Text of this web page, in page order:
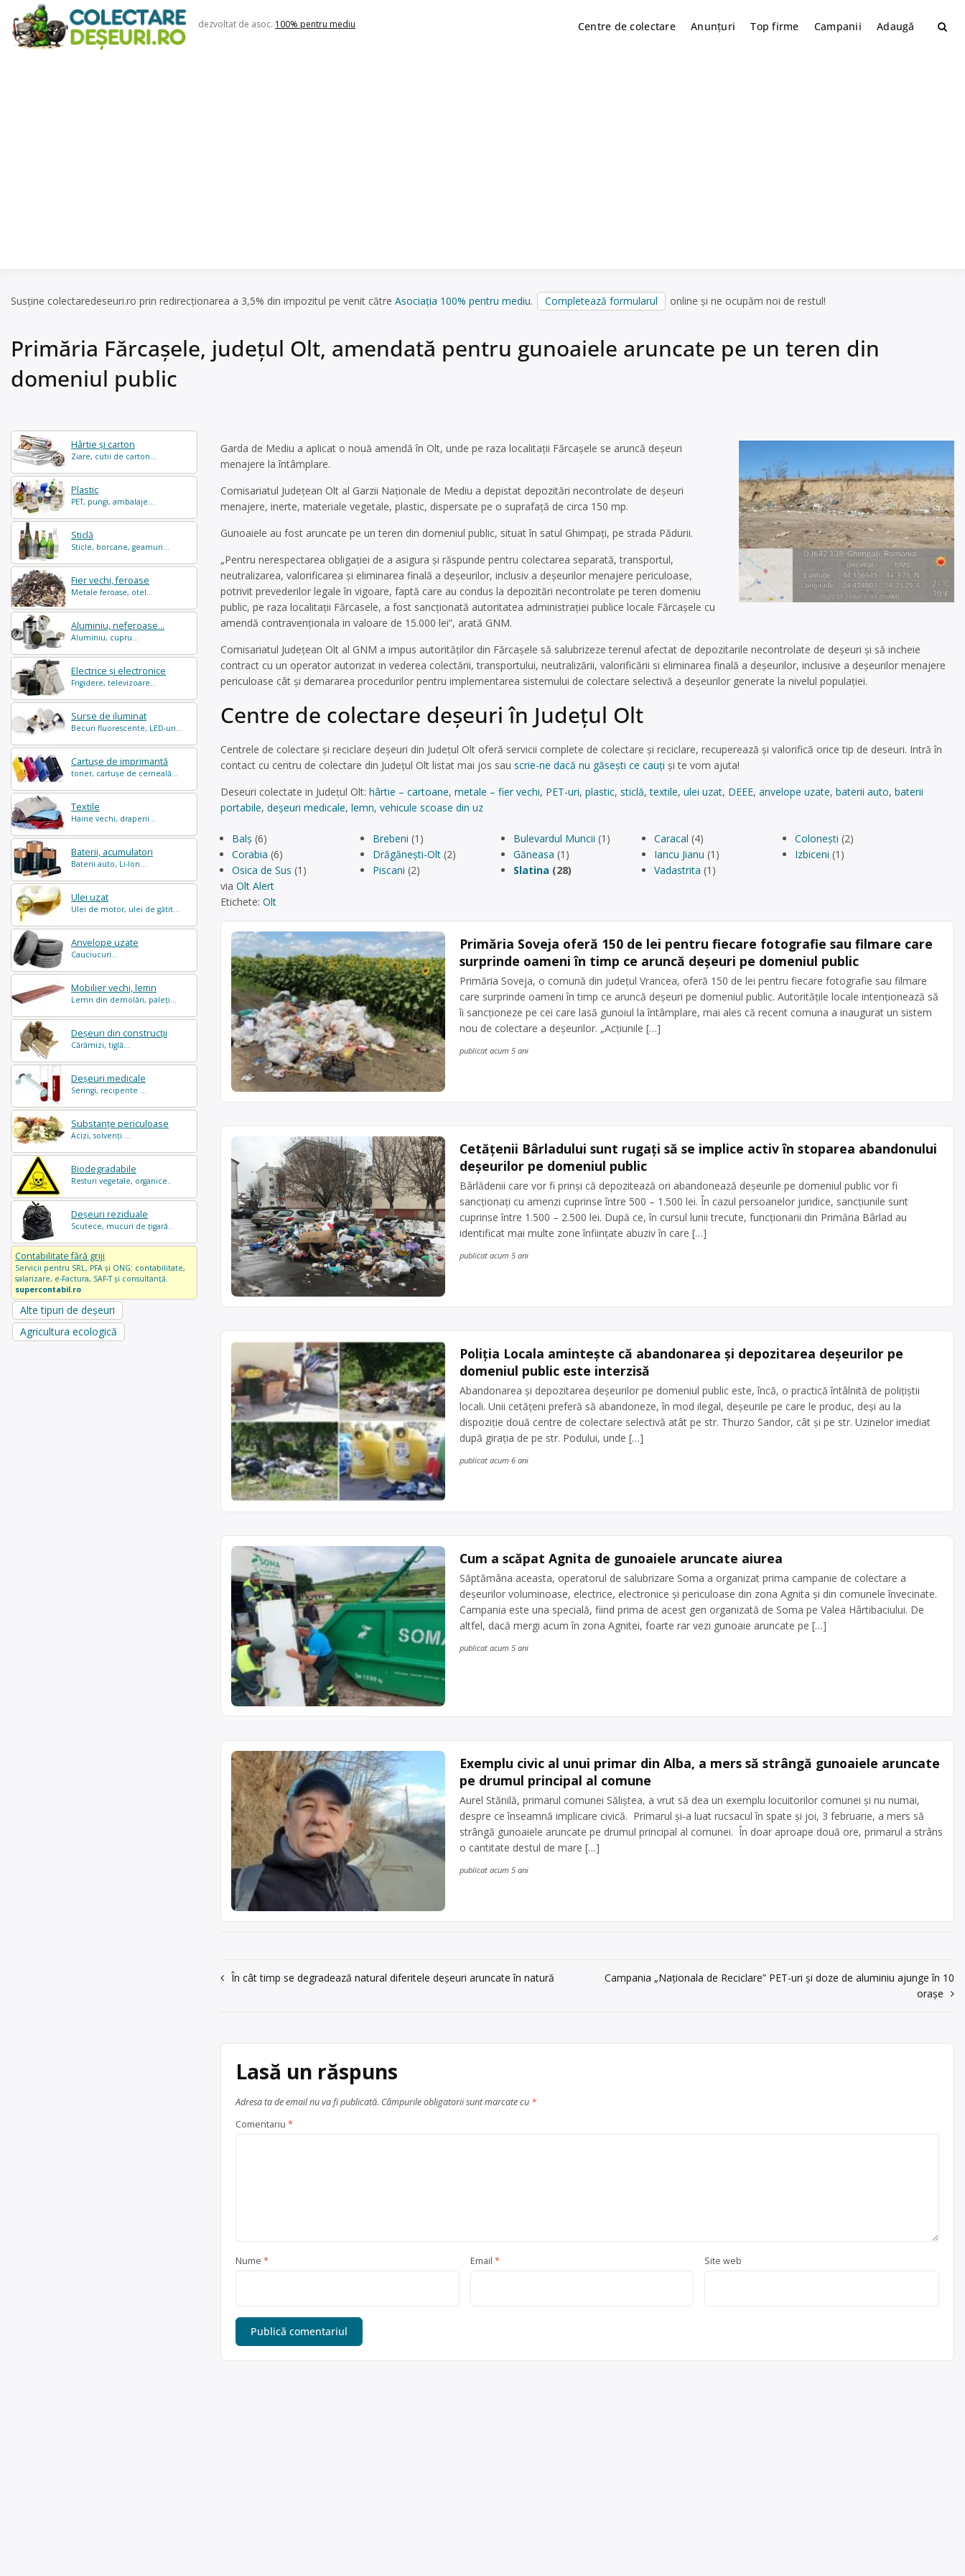
content
dezvoltat de asoc. 100% pentru mediu Centre de colectare Anunțuri Top firme Campanii Adaugă
Susține colectaredeseuri.ro prin redirecționarea a 3,5% din impozitul pe venit către Asociația 100% pentru mediu. Completează formularul online și ne ocupăm noi de restul!
Primăria Fărcaşele, județul Olt, amendată pentru gunoaiele aruncate pe un teren din
domeniul public
Hârtie și carton
Ziare, cutii de carton...
Plastic
PET, pungi, ambalaje...
Sticlă
Sticle, borcane, geamuri...
Fier vechi, feroase
Metale feroase, otel...
Aluminiu, neferoase...
Aluminiu, cupru...
Electrice și electronice
Frigidere, televizoare...
Surse de iluminat
Becuri fluorescente, LED-uri...
Cartușe de imprimantă
toner, cartușe de cerneală...
Textile
Haine vechi, draperii...
Baterii, acumulatori
Baterii auto, Li-Ion...
Ulei uzat
Ulei de motor, ulei de gătit...
Anvelope uzate
Cauciucuri...
Mobilier vechi, lemn
Lemn din demolări, paleți...
Deșeuri din construcții
Cărămizi, tiglă...
Deșeuri medicale
Seringi, recipente ...
Substanțe periculoase
Acizi, solvenți ...
Biodegradabile
Resturi vegetale, organice..
Deșeuri reziduale
Scutece, mucuri de țigară..
Contabilitate fără griji
Servicii pentru SRL, PFA și ONG: contabilitate,
salarizare, e-Factura, SAF-T și consultanță.
supercontabil.ro
Alte tipuri de deșeuri
Agricultura ecologică
Garda de Mediu a aplicat o nouă amendă în Olt, unde pe raza localitaţii Fărcaşele se aruncă deşeuri
menajere la întâmplare.
Comisariatul Judeţean Olt al Garzii Naţionale de Mediu a depistat depozitări necontrolate de deşeuri
menajere, inerte, materiale vegetale, plastic, dispersate pe o suprafaţă de circa 150 mp.
Gunoaiele au fost aruncate pe un teren din domeniul public, situat în satul Ghimpaţi, pe strada Pădurii.
„Pentru nerespectarea obligaţiei de a asigura şi răspunde pentru colectarea separată, transportul,
neutralizarea, valorificarea şi eliminarea finală a deşeurilor, inclusiv a deşeurilor menajere periculoase,
potrivit prevederilor legale în vigoare, faptă care au condus la depozitări necontrolate pe teren domeniu
public, pe raza localitaţii Fărcasele, a fost sancţionată autoritatea administraţiei publice locale Fărcaşele cu
amendă contravenţionala in valoare de 15.000 lei”, arată GNM.
Comisariatul Judeţean Olt al GNM a impus autorităților din Fărcaşele să salubrizeze terenul afectat de depozitarile necontrolate de deşeuri şi să incheie
contract cu un operator autorizat in vederea colectării, transportului, neutralizării, valorificării si eliminarea finală a deşeurilor, inclusive a deşeurilor menajere
periculoase cât şi demararea procedurilor pentru implementarea sistemului de colectare selectivă a deşeurilor generate la nivelul populaţiei.
Centre de colectare deşeuri în Județul Olt
Centrele de colectare și reciclare deșeuri din Județul Olt oferă servicii complete de colectare și reciclare, recuperează și valorifică orice tip de deseuri. Intră în
contact cu centru de colectare din Județul Olt listat mai jos sau scrie-ne dacă nu găsești ce cauți și te vom ajuta!
Deseuri colectate in Județul Olt: hârtie – cartoane, metale – fier vechi, PET-uri, plastic, sticlă,textile, ulei uzat, DEEE, anvelope uzate, baterii auto, baterii
portabile, deșeuri medicale, lemn, vehicule scoase din uz
Balș (6) Brebeni (1) Bulevardul Muncii (1) Caracal (4) Colonești (2)
Corabia (6) Drăgănești-Olt (2) Găneasa (1) Iancu Jianu (1) Izbiceni (1)
Osica de Sus (1) Piscani (2) Slatina (28) Vadastrita (1)
via Olt Alert
Etichete: Olt
Primăria Soveja oferă 150 de lei pentru fiecare fotografie sau filmare care
surprinde oameni în timp ce aruncă deșeuri pe domeniul public
Primăria Soveja, o comună din județul Vrancea, oferă 150 de lei pentru fiecare fotografie sau filmare
care surprinde oameni în timp ce aruncă deșeuri pe domeniul public. Autoritățile locale intenționează să
îi sancționeze pe cei care lasă gunoiul la întâmplare, mai ales că recent comuna a inaugurat un sistem
nou de colectare a deșeurilor. „Acțiunile […]
publicat acum 5 ani
Cetățenii Bârladului sunt rugați să se implice activ în stoparea abandonului
deșeurilor pe domeniul public
Bârlădenii care vor fi prinși că depozitează ori abandonează deșeurile pe domeniul public vor fi
sancționați cu amenzi cuprinse între 500 – 1.500 lei. În cazul persoanelor juridice, sancțiunile sunt
cuprinse între 1.500 – 2.500 lei. După ce, în cursul lunii trecute, funcționarii din Primăria Bârlad au
identificat mai multe zone înființate abuziv în care […]
publicat acum 5 ani
Poliția Locala amintește că abandonarea și depozitarea deșeurilor pe
domeniul public este interzisă
Abandonarea și depozitarea deșeurilor pe domeniul public este, încă, o practică întâlnită de polițiștii
locali. Unii cetățeni preferă să abandoneze, în mod ilegal, deșeurile pe care le produc, deși au la
dispoziție două centre de colectare selectivă atât pe str. Thurzo Sandor, cât și pe str. Uzinelor imediat
după girația de pe str. Podului, unde […]
publicat acum 6 ani
Cum a scăpat Agnita de gunoaiele aruncate aiurea
Săptămâna aceasta, operatorul de salubrizare Soma a organizat prima campanie de colectare a
deșeurilor voluminoase, electrice, electronice și periculoase din zona Agnita și din comunele învecinate.
Campania este una specială, fiind prima de acest gen organizată de Soma pe Valea Hârtibaciului. De
altfel, dacă mergi acum în zona Agnitei, foarte rar vezi gunoaie aruncate pe […]
publicat acum 5 ani
Exemplu civic al unui primar din Alba, a mers să strângă gunoaiele aruncate
pe drumul principal al comune
Aurel Stănilă, primarul comunei Săliștea, a vrut să dea un exemplu locuitorilor comunei și nu numai,
despre ce înseamnă implicare civică. Primarul și-a luat rucsacul în spate și joi, 3 februarie, a mers să
strângă gunoaiele aruncate pe drumul principal al comunei. În doar aproape două ore, primarul a strâns
o cantitate destul de mare […]
publicat acum 5 ani
Navigare
În cât timp se degradează natural diferitele deșeuri aruncate în natură
Campania „Naţionala de Reciclare” PET-uri și doze de aluminiu ajunge în 10
orașe
Lasă un răspuns
Adresa ta de email nu va fi publicată. Câmpurile obligatorii sunt marcate cu *
Comentariu *
Nume * Email * Site web